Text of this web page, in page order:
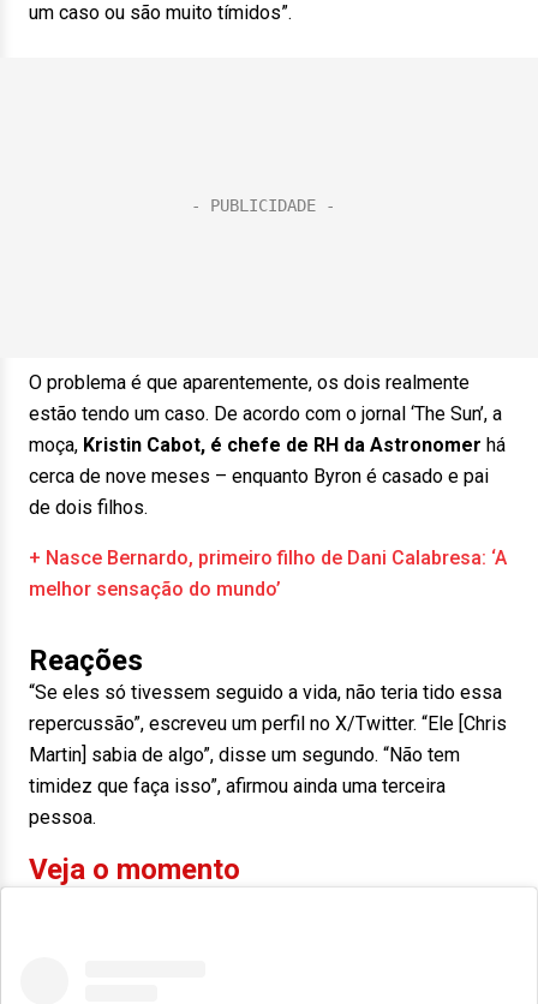
um caso ou são muito tímidos”.
O problema é que aparentemente, os dois realmente
estão tendo um caso. De acordo com o jornal ‘The Sun’, a
moça, Kristin Cabot, é chefe de RH da Astronomer há
cerca de nove meses – enquanto Byron é casado e pai
de dois filhos.
+ Nasce Bernardo, primeiro filho de Dani Calabresa: ‘A
melhor sensação do mundo’
Reações
“Se eles só tivessem seguido a vida, não teria tido essa
repercussão”, escreveu um perfil no X/Twitter. “Ele [Chris
Martin] sabia de algo”, disse um segundo. “Não tem
timidez que faça isso”, afirmou ainda uma terceira
pessoa.
Veja o momento